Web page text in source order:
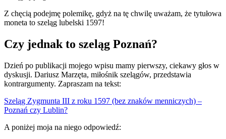
Z chęcią podejmę polemikę, gdyż na tę chwilę uważam, że tytułowa
moneta to szeląg lubelski 1597!
Czy jednak to szeląg Poznań?
Dzień po publikacji mojego wpisu mamy pierwszy, ciekawy głos w
dyskusji. Dariusz Marzęta, miłośnik szelągów, przedstawia
kontrargumenty. Zapraszam na tekst:
Szeląg Zygmunta III z roku 1597 (bez znaków menniczych) –
Poznań czy Lublin?
A poniżej moja na niego odpowiedź: